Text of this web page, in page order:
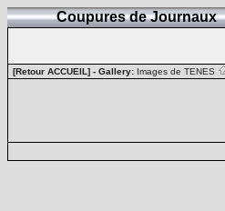
Coupures de Journaux
[Retour ACCUEIL] - Gallery: Images de TENES